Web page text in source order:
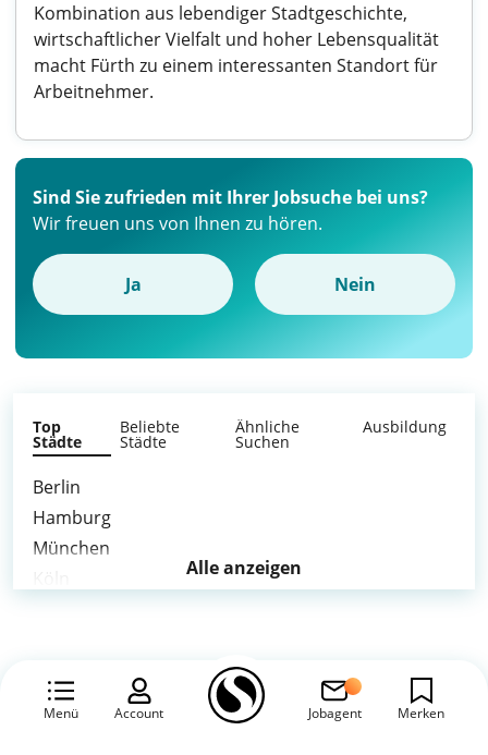
Kombination aus lebendiger Stadtgeschichte,
wirtschaftlicher Vielfalt und hoher Lebensqualität
macht Fürth zu einem interessanten Standort für
Arbeitnehmer.
Menü Account Jobagent Merken
Sind Sie zufrieden mit Ihrer Jobsuche bei uns?
Wir freuen uns von Ihnen zu hören.
Ja Nein
Top
Städte
Beliebte
Städte
Ähnliche
Suchen
Ausbildung
Berlin
Hamburg
München
Leipzig
Alle anzeigen